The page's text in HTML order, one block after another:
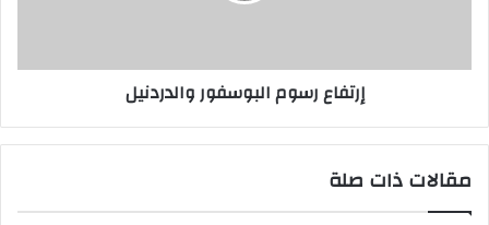
إرتفاع رسوم البوسفور والدردنيل
مقالات ذات صلة